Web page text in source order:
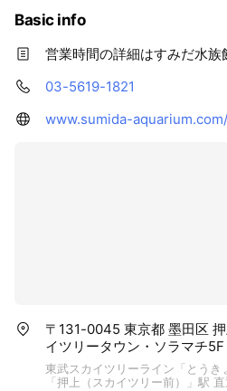
Basic info
営業時間の詳細はすみだ水族
03-5619-1821
www.sumida-
〒131-0045 東京都 墨田区
イツリータウン・ソラマチ
東武スカイツリーライン「とうき
「押上（スカイツリー前）」駅